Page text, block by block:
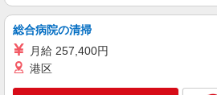
・介護福祉士 など
株式会社kotrio /●YK-H-1954812
上大岡駅＊20代〜50
障がい者支援員◎
時給1600円〜
総合病院の清掃
月給 257,400円
港区